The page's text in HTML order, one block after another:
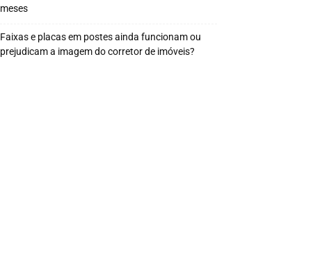
meses
Faixas e placas em postes ainda funcionam ou
prejudicam a imagem do corretor de imóveis?